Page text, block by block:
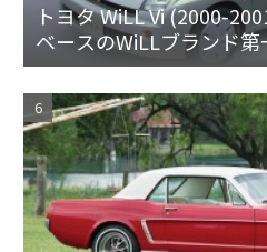
トヨタ WiLL Vi (2000-
ベースのWiLLブランド